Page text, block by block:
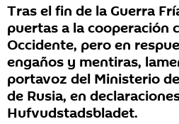
Tras el fin de la Guerra
puertas a la cooperación
Occidente, pero en
engaños y mentiras,
portavoz del Ministerio
de Rusia, en
Hufvudstadsbladet.